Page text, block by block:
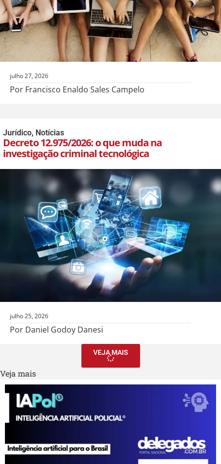
julho 27, 2026
Por Francisco Enaldo Sales Campelo
Jurídico, Notícias
Decreto 12.975/2026: o que muda na
investigação criminal tecnológica
julho 25, 2026
Por Daniel Godoy Danesi
VEJA MAIS
Veja mais